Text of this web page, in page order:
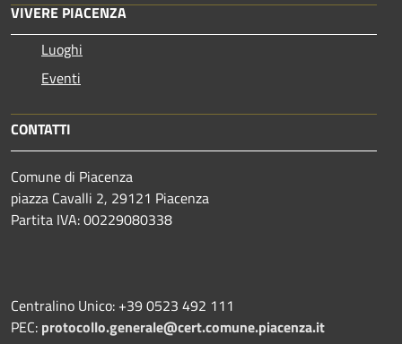
VIVERE PIACENZA
Luoghi
Eventi
CONTATTI
Comune di Piacenza
piazza Cavalli 2, 29121 Piacenza
Partita IVA: 00229080338
Centralino Unico: +39 0523 492 111
PEC: protocollo.generale@cert.comune.piacenza.it